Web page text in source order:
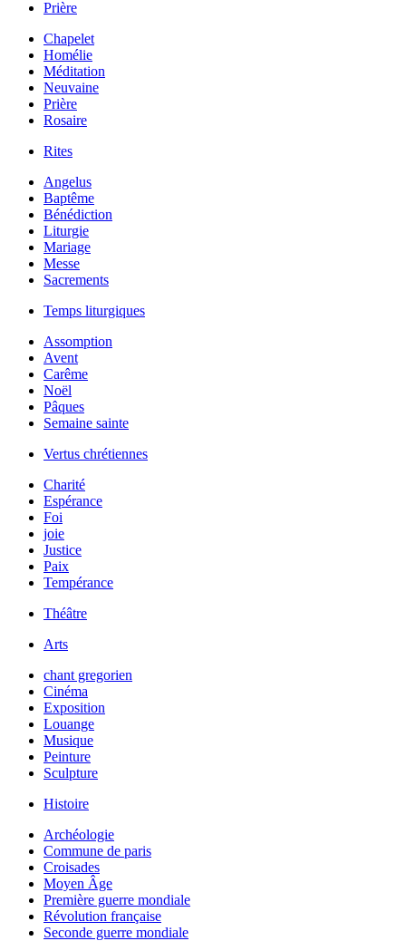
Prière
Chapelet
Homélie
Méditation
Neuvaine
Prière
Rosaire
Rites
Angelus
Baptême
Bénédiction
Liturgie
Mariage
Messe
Sacrements
Temps liturgiques
Assomption
Avent
Carême
Noël
Pâques
Semaine sainte
Vertus chrétiennes
Charité
Espérance
Foi
joie
Justice
Paix
Tempérance
Théâtre
Arts
chant gregorien
Cinéma
Exposition
Louange
Musique
Peinture
Sculpture
Histoire
Archéologie
Commune de paris
Croisades
Moyen Âge
Première guerre mondiale
Révolution française
Seconde guerre mondiale